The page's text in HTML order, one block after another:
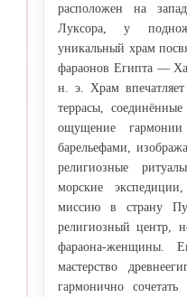
расположен на
Луксора, у
уникальный храм
фараонов Египта —
н. э. Храм впечатляет
террасы,
ощущение
барельефами,
религиозные
морские
миссию в страну
религиозный центр,
фараона-женщины.
мастерство
гармонично